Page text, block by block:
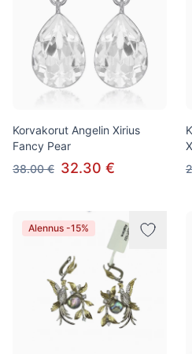
Korvakorut Angelin Xirius
Fancy Pear
38.00 € 32.30 €
Alennus -15%